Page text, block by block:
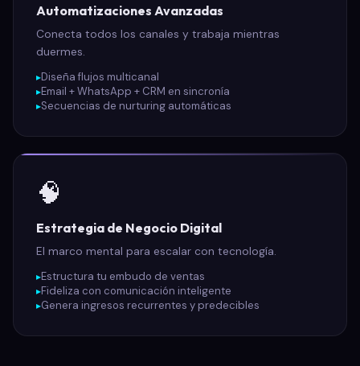
Automatizaciones Avanzadas
Conecta todos los canales y trabaja mientras
duermes.
Diseña flujos multicanal
Email + WhatsApp + CRM en sincronía
Secuencias de nurturing automáticas
🧠
Estrategia de Negocio Digital
El marco mental para escalar con tecnología.
Estructura tu embudo de ventas
Fideliza con comunicación inteligente
Genera ingresos recurrentes y predecibles